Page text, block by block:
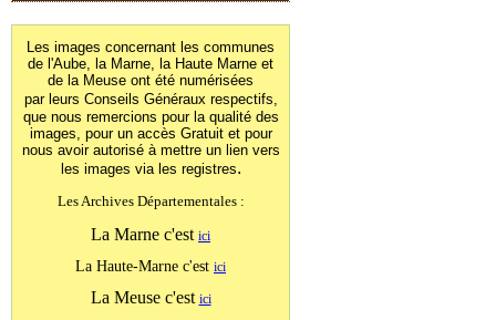
Les images concernant les communes
de l'Aube, la Marne, la Haute Marne et
de la Meuse ont été numérisées
par leurs Conseils Généraux respectifs,
que nous remercions pour la qualité des
images, pour un accès Gratuit et pour
nous avoir autorisé à mettre un lien vers
les images via les registres.
Les Archives Départementales :
La Marne c'est ici
La Haute-Marne c'est ici
La Meuse c'est ici